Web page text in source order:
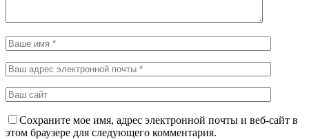
Сохраните мое имя, адрес электронной почты и веб-сайт в
этом браузере для следующего комментария.